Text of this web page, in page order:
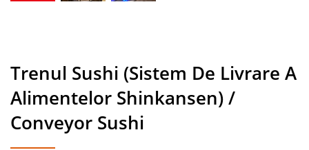
Trenul Sushi (Sistem De Livrare A
Alimentelor Shinkansen) /
Conveyor Sushi